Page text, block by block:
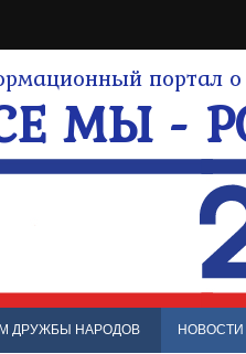
портал
МЫ -
ДРУЖБЫ НАРОДОВ НОВОСТИ